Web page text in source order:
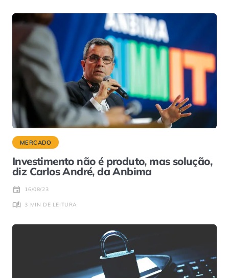
MERCADO
Investimento não é produto, mas solução,
diz Carlos André, da Anbima
16/08/23
3 MIN DE LEITURA